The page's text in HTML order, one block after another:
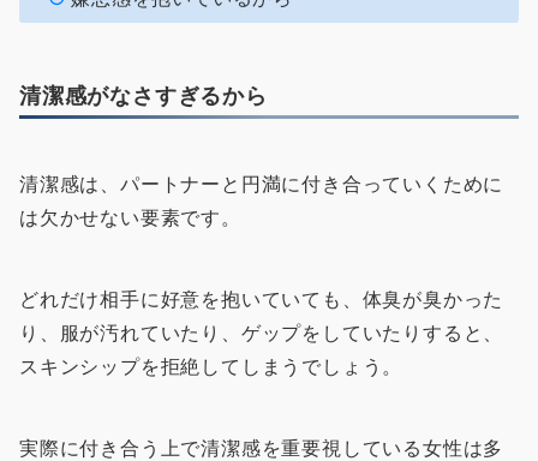
清潔感がなさすぎるから
清潔感は、パートナーと円満に付き合っていくために
は欠かせない要素です。
どれだけ相手に好意を抱いていても、体臭が臭かった
り、服が汚れていたり、ゲップをしていたりすると、
スキンシップを拒絶してしまうでしょう。
実際に付き合う上で清潔感を重要視している女性は多